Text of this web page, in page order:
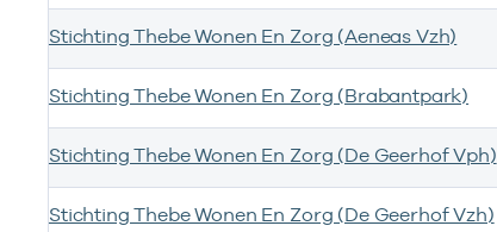
Stichting Thebe Wonen En Zorg (Aeneas Vzh)
Stichting Thebe Wonen En Zorg (Brabantpark)
Stichting Thebe Wonen En Zorg (De Geerhof Vph)
Stichting Thebe Wonen En Zorg (De Geerhof Vzh)